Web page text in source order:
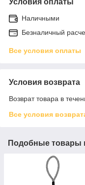
Наличными
Безналичный
Все условия оплаты
Условия возврата
Возврат товара в
Все условия
Подобные товары